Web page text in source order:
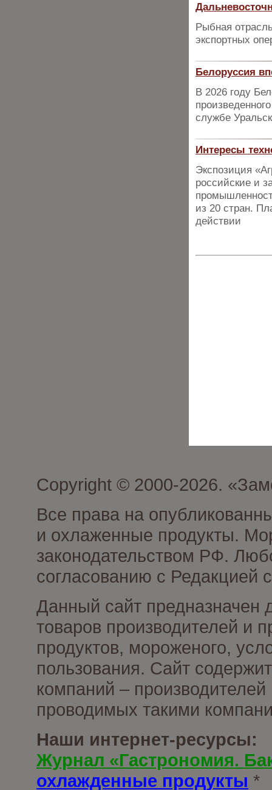
Рыбная
экспортных
Белоруссия
В 2026 году
службе
Интересы
Экспозиция
российские и
из 20 стран.
действии
Copyright © 2000-2026.
Все права на
и охлаженные продукты.
законодательством РФ.
согласованию с Редакцией
Данный сайт предназначен
товаров производителей и
продуктов, мороженого,
пользования. Сайт
компаний –
проводимых такими
Наши интернет-ресурсы:
Журнал «Гастрономия.
охлажденные продукты *